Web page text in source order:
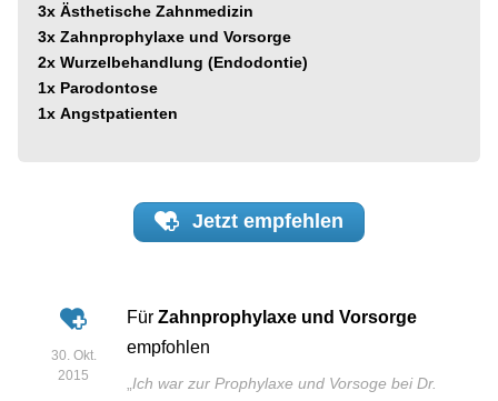
3x Ästhetische Zahnmedizin
3x Zahnprophylaxe und Vorsorge
2x Wurzelbehandlung (Endodontie)
1x Parodontose
1x Angstpatienten
Jetzt empfehlen
30. Okt.
2015
Für Zahnprophylaxe und Vorsorge
empfohlen
„Ich war zur Prophylaxe und Vorsoge bei Dr.